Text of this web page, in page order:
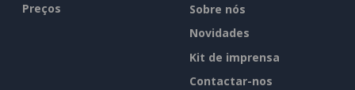
Preços
Sobre nós
Novidades
Kit de imprensa
Contactar-nos